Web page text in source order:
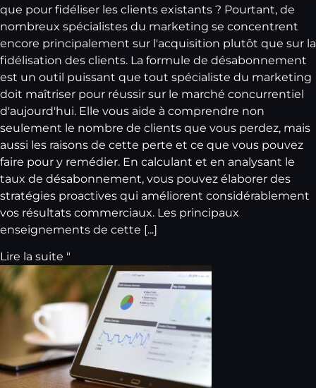
que pour fidéliser les clients existants ? Pourtant, de
nombreux spécialistes du marketing se concentrent
encore principalement sur l'acquisition plutôt que sur la
fidélisation des clients. La formule de désabonnement
est un outil puissant que tout spécialiste du marketing
doit maîtriser pour réussir sur le marché concurrentiel
d'aujourd'hui. Elle vous aide à comprendre non
seulement le nombre de clients que vous perdez, mais
aussi les raisons de cette perte et ce que vous pouvez
faire pour y remédier. En calculant et en analysant le
taux de désabonnement, vous pouvez élaborer des
stratégies proactives qui améliorent considérablement
vos résultats commerciaux. Les principaux
enseignements de cette [...]
Lire la suite "